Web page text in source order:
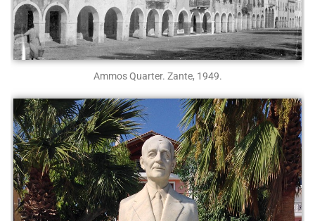
Ammos Quarter. Zante, 1949.